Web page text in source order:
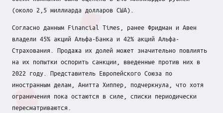
(около 2,5 миллиарда долларов США).
Согласно данным Financial Times, ранее Фридман и Авен
владели 45% акций Альфа-Банка и 42% акций Альфа-
Страхования. Продажа их долей может значительно повлиять
на их попытки оспорить санкции, введенные против них в
2022 году. Представитель Европейского Союза по
иностранным делам, Анитта Хиппер, подчеркнула, что хотя
ограничения пока остаются в силе, списки периодически
пересматриваются.